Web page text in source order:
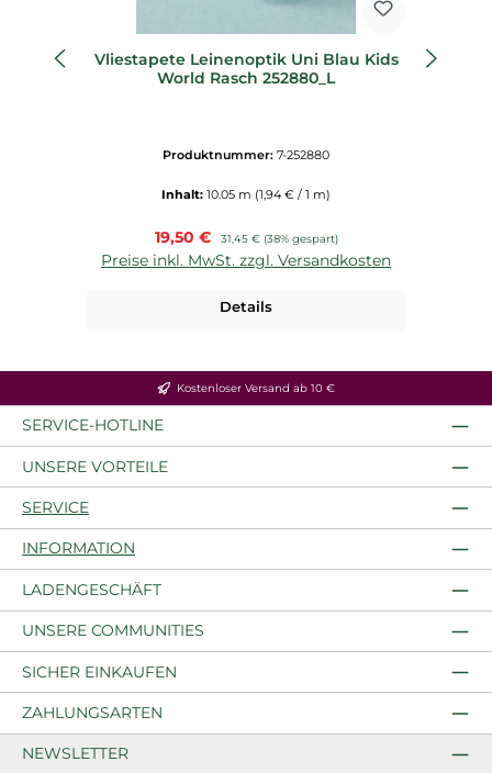
Vliestapete Leinenoptik Uni Blau Kids
World Rasch 252880_L
Produktnummer: 7-252880
Inhalt: 10.05 m (1,94 € / 1 m)
Verkaufspreis:
19,50 € Regulärer Preis:
31,45 € (38% gespart)
Preise inkl. MwSt. zzgl. Versandkosten
Details
Kostenloser Versand ab 10 €
SERVICE-HOTLINE
UNSERE VORTEILE
SERVICE
INFORMATION
LADENGESCHÄFT
UNSERE COMMUNITIES
SICHER EINKAUFEN
ZAHLUNGSARTEN
NEWSLETTER